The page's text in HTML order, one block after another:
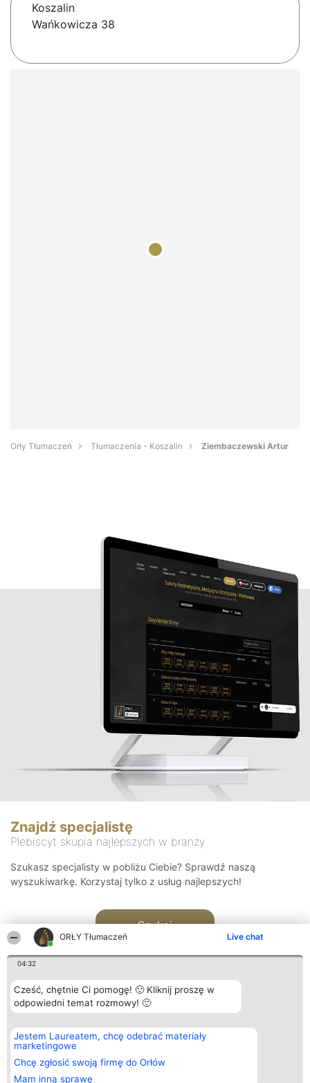
ORŁY Tłumaczeń Live chat
04:32
Cześć, chętnie Ci pomogę! 🙂 Kliknij proszę w
odpowiedni temat rozmowy! 🙂
Jestem Laureatem, chcę odebrać materiały
marketingowe
Chcę zgłosić swoją firmę do Orłów
Mam inną sprawę
Koszalin
Wańkowicza 38
Orły Tłumaczeń Tłumaczenia - Koszalin Ziembaczewski Artur
Znajdź specjalistę
Plebiscyt skupia najlepszych w branży
Szukasz specjalisty w pobliżu Ciebie? Sprawdź naszą
wyszukiwarkę. Korzystaj tylko z usług najlepszych!
Szukaj
Organizator plebiscytu
Bright Side Solutions sp. z o.
o. sp. k.
ul. Ruska 22
Wrocław 50-079
KRS 0000749100 | Regon
Plebiscyt
Laureaci
wszystkich
Laureatów
Kontakt
Kontakt